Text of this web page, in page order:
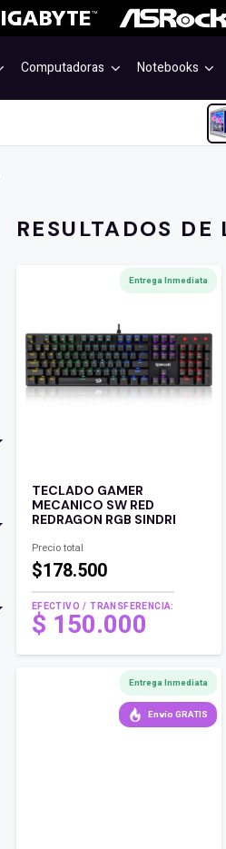
Computadoras Notebooks
RESULTADOS
Entrega Inmediata
TECLADO GAMER
MECANICO SW RED
REDRAGON RGB SINDRI
Precio total
$178.500
EFECTIVO / TRANSFERENCIA:
$ 150.000
Entrega Inmediata
Envío GRATIS